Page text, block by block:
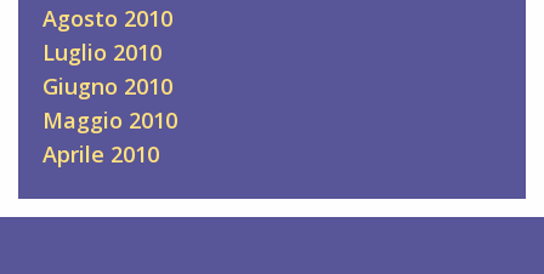
Agosto 2010
Luglio 2010
Giugno 2010
Maggio 2010
Aprile 2010